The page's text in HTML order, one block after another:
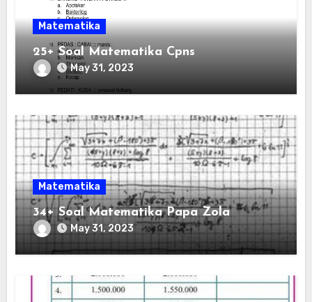
Matematika
25+ Soal Matematika Cpns
May 31, 2023
Matematika
34+ Soal Matematika Papa Zola
May 31, 2023